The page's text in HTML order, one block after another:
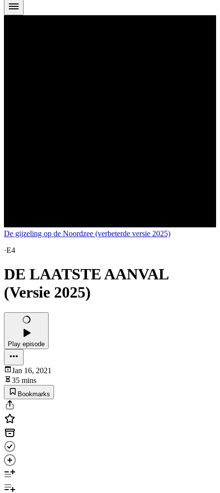
De gijzeling op de Noordzee (verbeterde versie 2025)
·E4
DE LAATSTE AANVAL
(Versie 2025)
Play episode
Jan 16, 2021
35 mins
Bookmarks